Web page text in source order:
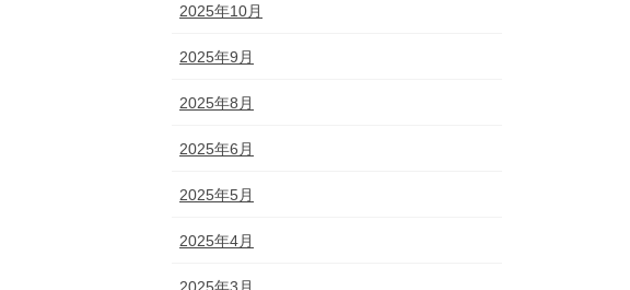
2025年10月
2025年9月
2025年8月
2025年6月
2025年5月
2025年4月